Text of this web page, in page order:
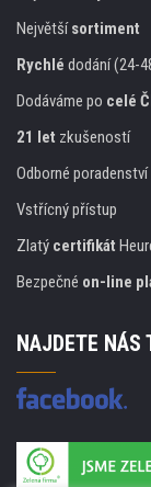
Největšísortiment
Rychlé dodání (24-
Dodáváme po celé
21 let zkušeností
Odborné poradenství
Vstřícný přístup
Zlatý certifikát
Bezpečné on-line
NAJDETE NÁS